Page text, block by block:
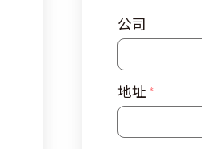
公司
地址 *